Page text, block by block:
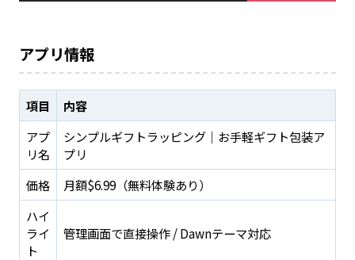
アプリ情報
項目
内容
アプ
リ名
シンプルギフトラッピング｜お手軽ギフト包装ア
プリ
価格
月額$6.99（無料体験あり）
ハイ
ライ
ト
管理画面で直接操作 / Dawnテーマ対応